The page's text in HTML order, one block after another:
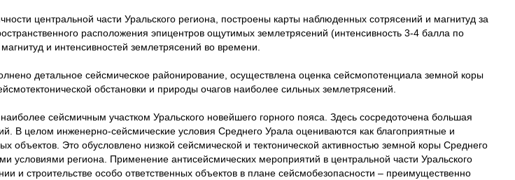
центральной части Уральского региона, построены карты наблюденных сотрясений и магнитуд за
расположения эпицентров ощутимых землетрясений (интенсивность 3-4 балла по
и интенсивностей землетрясений во времени.
детальное сейсмическое районирование, осуществлена оценка сейсмопотенциала земной коры
обстановки и природы очагов наиболее сильных землетрясений.
сейсмичным участком Уральского новейшего горного пояса. Здесь сосредоточена большая
В целом инженерно-сейсмические условия Среднего Урала оцениваются как благоприятные и
объектов. Это обусловлено низкой сейсмической и тектонической активностью земной коры Среднего
условиями региона. Применение антисейсмических мероприятий в центральной части Уральского
и строительстве особо ответственных объектов в плане сейсмобезопасности – преимущественно